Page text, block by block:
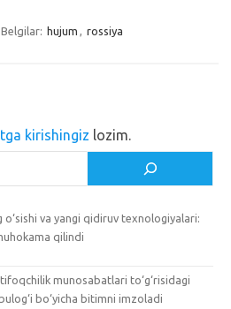
b
o
e
Belgilar: hujum , rossiya
kirishingiz lozim.
va yangi qidiruv texnologiyalari:
qilindi
munosabatlari to‘g‘risidagi
bo‘yicha bitimni imzoladi